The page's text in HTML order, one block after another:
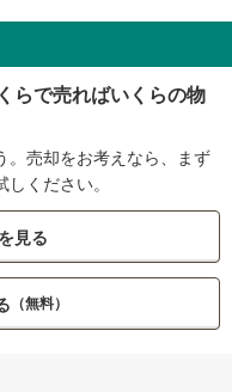
らで売ればいくらの物
。売却をお考えなら、まず
ください。
見る
（無料）